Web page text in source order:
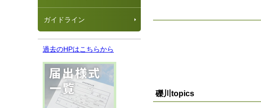
ガイドライン
過去のHPはこちらから
礫川topics